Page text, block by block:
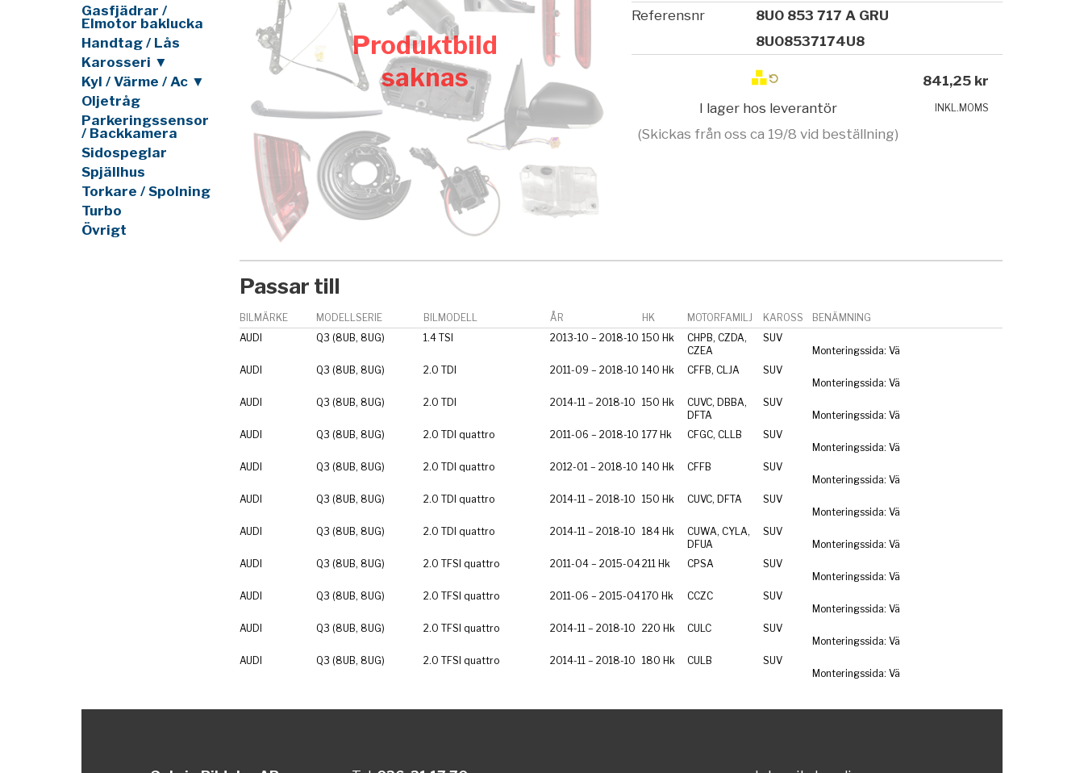
Gasfjädrar /
Elmotor baklucka
Handtag / Lås
Karosseri ▼
Kyl / Värme / Ac ▼
Oljetråg
Parkeringssensor
/ Backkamera
Sidospeglar
Spjällhus
Torkare / Spolning
Turbo
Övrigt
Produktbild
saknas
Referensnr
8U0 853 717 A GRU
8U08537174U8
I lager hos leverantör
(Skickas från oss ca 19/8 vid beställning)
841,25 kr
INKL.MOMS
Passar till
BILMÄRKE MODELLSERIE BILMODELL ÅR HK MOTORFAMILJ KAROSS
BENÄMNING
AUDI
Q3 (8UB, 8UG) 1.4 TSI 2013-10 – 2018-10 150 Hk
CHPB, CZDA,
CZEA
SUV
Monteringssida: Vä
AUDI
Q3 (8UB, 8UG) 2.0 TDI 2011-09 – 2018-10 140 Hk CFFB, CLJA
SUV
Monteringssida: Vä
AUDI
Q3 (8UB, 8UG) 2.0 TDI 2014-11 – 2018-10 150 Hk
CUVC, DBBA,
DFTA
SUV
Monteringssida: Vä
AUDI
Q3 (8UB, 8UG) 2.0 TDI quattro 2011-06 – 2018-10 177 Hk CFGC, CLLB
SUV
Monteringssida: Vä
AUDI
Q3 (8UB, 8UG) 2.0 TDI quattro 2012-01 – 2018-10 140 Hk CFFB
SUV
Monteringssida: Vä
AUDI
Q3 (8UB, 8UG) 2.0 TDI quattro 2014-11 – 2018-10 150 Hk CUVC, DFTA
SUV
Monteringssida: Vä
AUDI
Q3 (8UB, 8UG) 2.0 TDI quattro 2014-11 – 2018-10 184 Hk
CUWA, CYLA,
DFUA
SUV
Monteringssida: Vä
AUDI
Q3 (8UB, 8UG) 2.0 TFSI quattro 2011-04 – 2015-04211 Hk CPSA
SUV
Monteringssida: Vä
AUDI
Q3 (8UB, 8UG) 2.0 TFSI quattro 2011-06 – 2015-04170 Hk CCZC
SUV
Monteringssida: Vä
AUDI
Q3 (8UB, 8UG) 2.0 TFSI quattro 2014-11 – 2018-10 220 Hk CULC
SUV
Monteringssida: Vä
AUDI
Q3 (8UB, 8UG) 2.0 TFSI quattro 2014-11 – 2018-10 180 Hk CULB
SUV
Monteringssida: Vä